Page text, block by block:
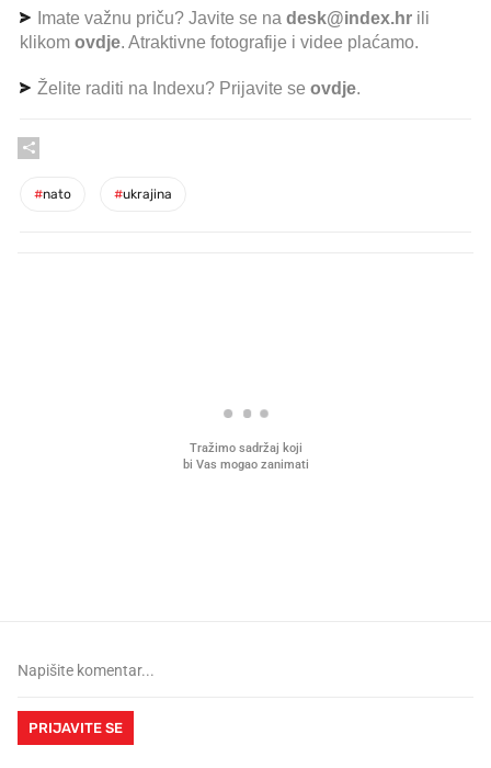
Imate važnu priču? Javite se na desk@index.hr ili
klikom ovdje. Atraktivne fotografije i videe plaćamo.
Želite raditi na Indexu? Prijavite se ovdje.
#nato #ukrajina
PRIJAVITE SE